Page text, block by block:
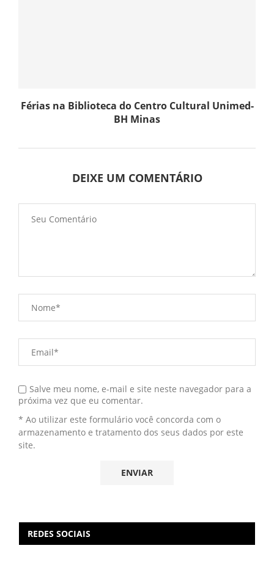
Férias na Biblioteca do Centro Cultural Unimed-
BH Minas
DEIXE UM COMENTÁRIO
Salve meu nome, e-mail e site neste navegador para a
próxima vez que eu comentar.
* Ao utilizar este formulário você concorda com o
armazenamento e tratamento dos seus dados por este
site.
REDES SOCIAIS